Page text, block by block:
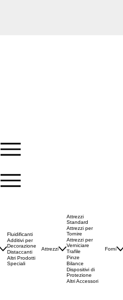
Fluidificanti
Additivi per
Decorazione
Distaccanti
Altri Prodotti
Speciali
Attrezzi
Attrezzi
Standard
Attrezzi per
Tornire
Attrezzi per
Verniciare
Trafile
Pinze
Bilance
Dispositivi di
Protezione
Altri Accessori
Forni